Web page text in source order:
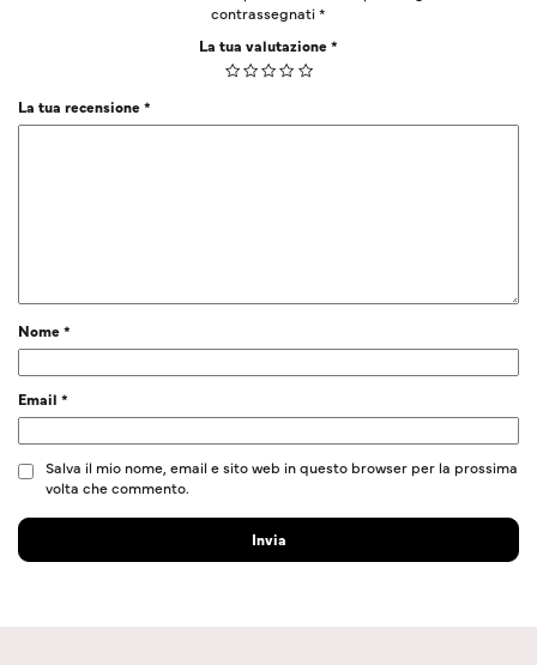
contrassegnati*
La tua valutazione*
La tua recensione*
Nome*
Email *
Salva il mio nome, email e sito web in questo browser per la prossima
volta che commento.